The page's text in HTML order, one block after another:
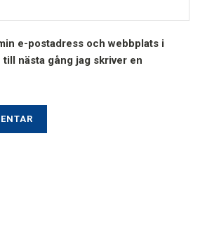
e-postadress och webbplats i
till nästa gång jag skriver en